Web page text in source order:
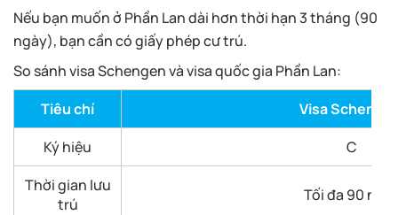
Nếu bạn muốn ở Phần Lan dài hơn thời hạn 3 tháng (90
ngày), bạn cần có giấy phép cư trú.
So sánh visa Schengen và visa quốc gia Phần Lan:
Tiêu chí
Visa
Ký hiệu
C
Thời gian lưu
trú
Tối đa 90